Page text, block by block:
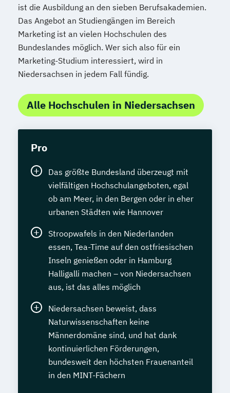
ist die Ausbildung an den sieben Berufsakademien.
Das Angebot an Studiengängen im Bereich
Marketing ist an vielen Hochschulen des
Bundeslandes möglich. Wer sich also für ein
Marketing-Studium interessiert, wird in
Niedersachsen in jedem Fall fündig.
Alle Hochschulen in Niedersachsen
Pro
Das größte Bundesland überzeugt mit
vielfältigen Hochschulangeboten, egal
ob am Meer, in den Bergen oder in eher
urbanen Städten wie Hannover
Stroopwafels in den Niederlanden
essen, Tea-Time auf den ostfriesischen
Inseln genießen oder in Hamburg
Halligalli machen – von Niedersachsen
aus, ist das alles möglich
Niedersachsen beweist, dass
Naturwissenschaften keine
Männerdomäne sind, und hat dank
kontinuierlichen Förderungen,
bundesweit den höchsten Frauenanteil
in den MINT-Fächern